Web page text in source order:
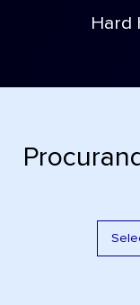
Hard